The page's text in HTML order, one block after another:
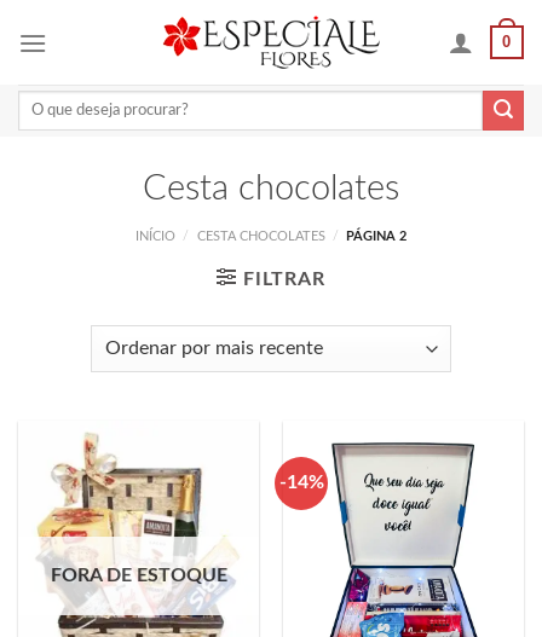
0
Pesquisar
Cesta chocolates
INÍCIO / CESTA CHOCOLATES / PÁGINA 2
FILTRAR
FORA DE ESTOQUE
-14%